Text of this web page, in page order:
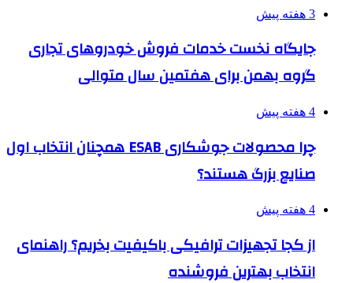
3 هفته پیش
جایگاه نخست خدمات فروش خودروهای تجاری
گروه بهمن برای هفتمین سال متوالی
4 هفته پیش
چرا محصولات جوشکاری ESAB همچنان انتخاب اول
صنایع بزرگ هستند؟
4 هفته پیش
از کجا تجهیزات ترافیکی باکیفیت بخریم؟ راهنمای
انتخاب بهترین فروشنده